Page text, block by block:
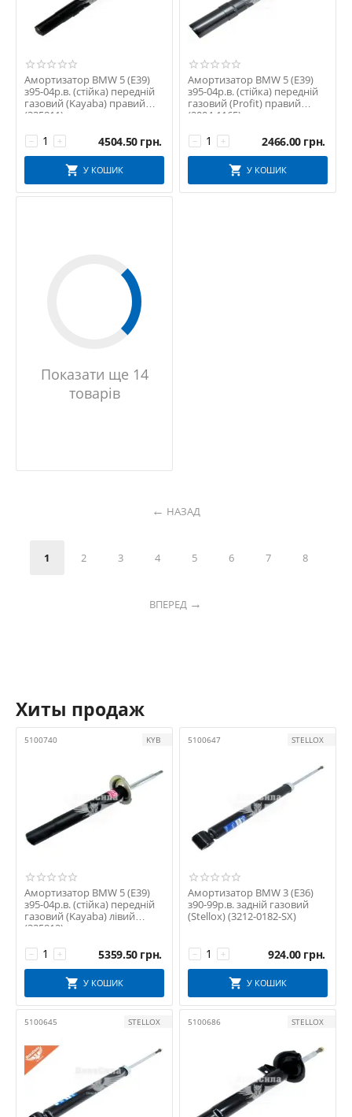
Амортизатор BMW 5 (E39)
з95-04р.в. (стійка) передній
газовий (Kayaba) правий
(335811)
+
− 4504.50 грн.
У КОШИК
Амортизатор BMW 5 (E39)
з95-04р.в. (стійка) передній
газовий (Profit) правий
(2004-1165)
+
− 2466.00 грн.
У КОШИК
Показати ще 14
товарів
НАЗАД
1 2 3 4 5 6 7 8
ВПЕРЕД
Хиты продаж
5100740 KYB
Амортизатор BMW 5 (E39)
з95-04р.в. (стійка) передній
газовий (Kayaba) лівий
(335812)
+
− 5359.50 грн.
У КОШИК
5100647 STELLOX
Амортизатор BMW 3 (E36)
з90-99р.в. задній газовий
(Stellox) (3212-0182-SX)
+
− 924.00 грн.
У КОШИК
5100645 STELLOX 5100686 STELLOX